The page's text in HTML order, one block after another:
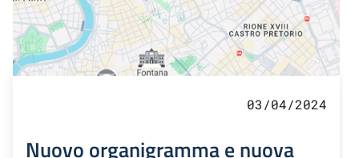
03/04/2024
Nuovo organigramma e nuova